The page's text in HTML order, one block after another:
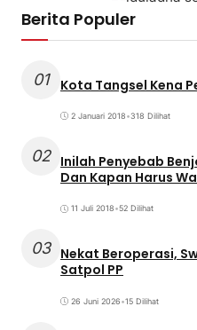
Berita Populer
01 Kota Tangsel Kena
2 Januari 2018•318 Dilihat
02 Inilah Penyebab
Dan Kapan Harus
11 Juli 2018•52 Dilihat
03 Nekat Beroperasi,
Satpol PP
26 Juni 2026•15 Dilihat